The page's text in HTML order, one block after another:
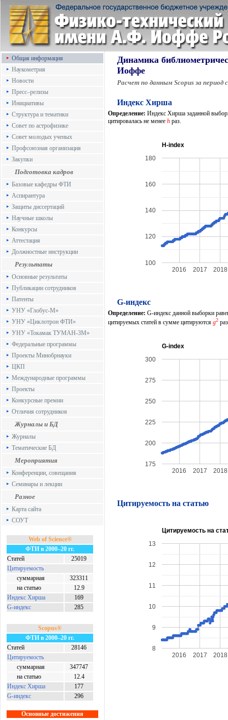
Общая информация
Наукометрия
Новости
Пресс–релизы
Инициативы
Структура и тематики
Совет по астрофизике
Совет молодых ученых
Профсоюзная организация
Закупки
Подготовка кадров
Базовые кафедры ФТИ
Аспирантура
Защиты диссертаций
Научные школы
Конкурсы
Аттестация
Должностные инструкции
Результаты
Основные результаты
Публикации сотрудников
Патенты
УНУ «Глобус-М»
УНУ «Циклотрон ФТИ»
УНУ «Токамак ТУМАН-3М»
Федеральные программы
Проекты Минобрнауки
ЦКП
Международные программы
Проекты
Конкурсные премии
Отличия сотрудников
Журналы и БД
Журналы
Тематические БД
Мероприятия
Конференции, совещания
Семинары и лекции
Разное
Карта сайта
СОУТ
Web of Science®
ФТИ в 2000–20 гг.
Статей
25019
Цитируемость
суммарная
323311
на статью
12.9
Индекс Хирша
169
G-индекс
285
Scopus®
ФТИ в 2000–20 гг.
Статей
28146
Цитируемость
суммарная
347747
на статью
12.4
Индекс Хирша
177
G-индекс
296
Основные достижения
Динамика
Иоффе
Расчет по данным Scopus за период
Индекс Хирша
Определение: Индекс Хирша заданной
цитировалась не менее h раз.
H-index
2016 2017 2018
100
120
140
160
180
G-индекс
Определение: G-индекс данной выборки
цитируемых статей в сумме цитируются g2
G-index
2016 2017 2018
175
200
225
250
275
300
Цитируемость на статью
Цитируемость на
2016 2017 2018
8
9
10
11
12
13